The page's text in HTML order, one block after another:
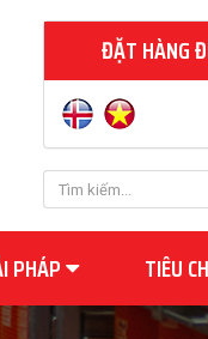
ĐẶT HÀNG
PHÁP TIÊU